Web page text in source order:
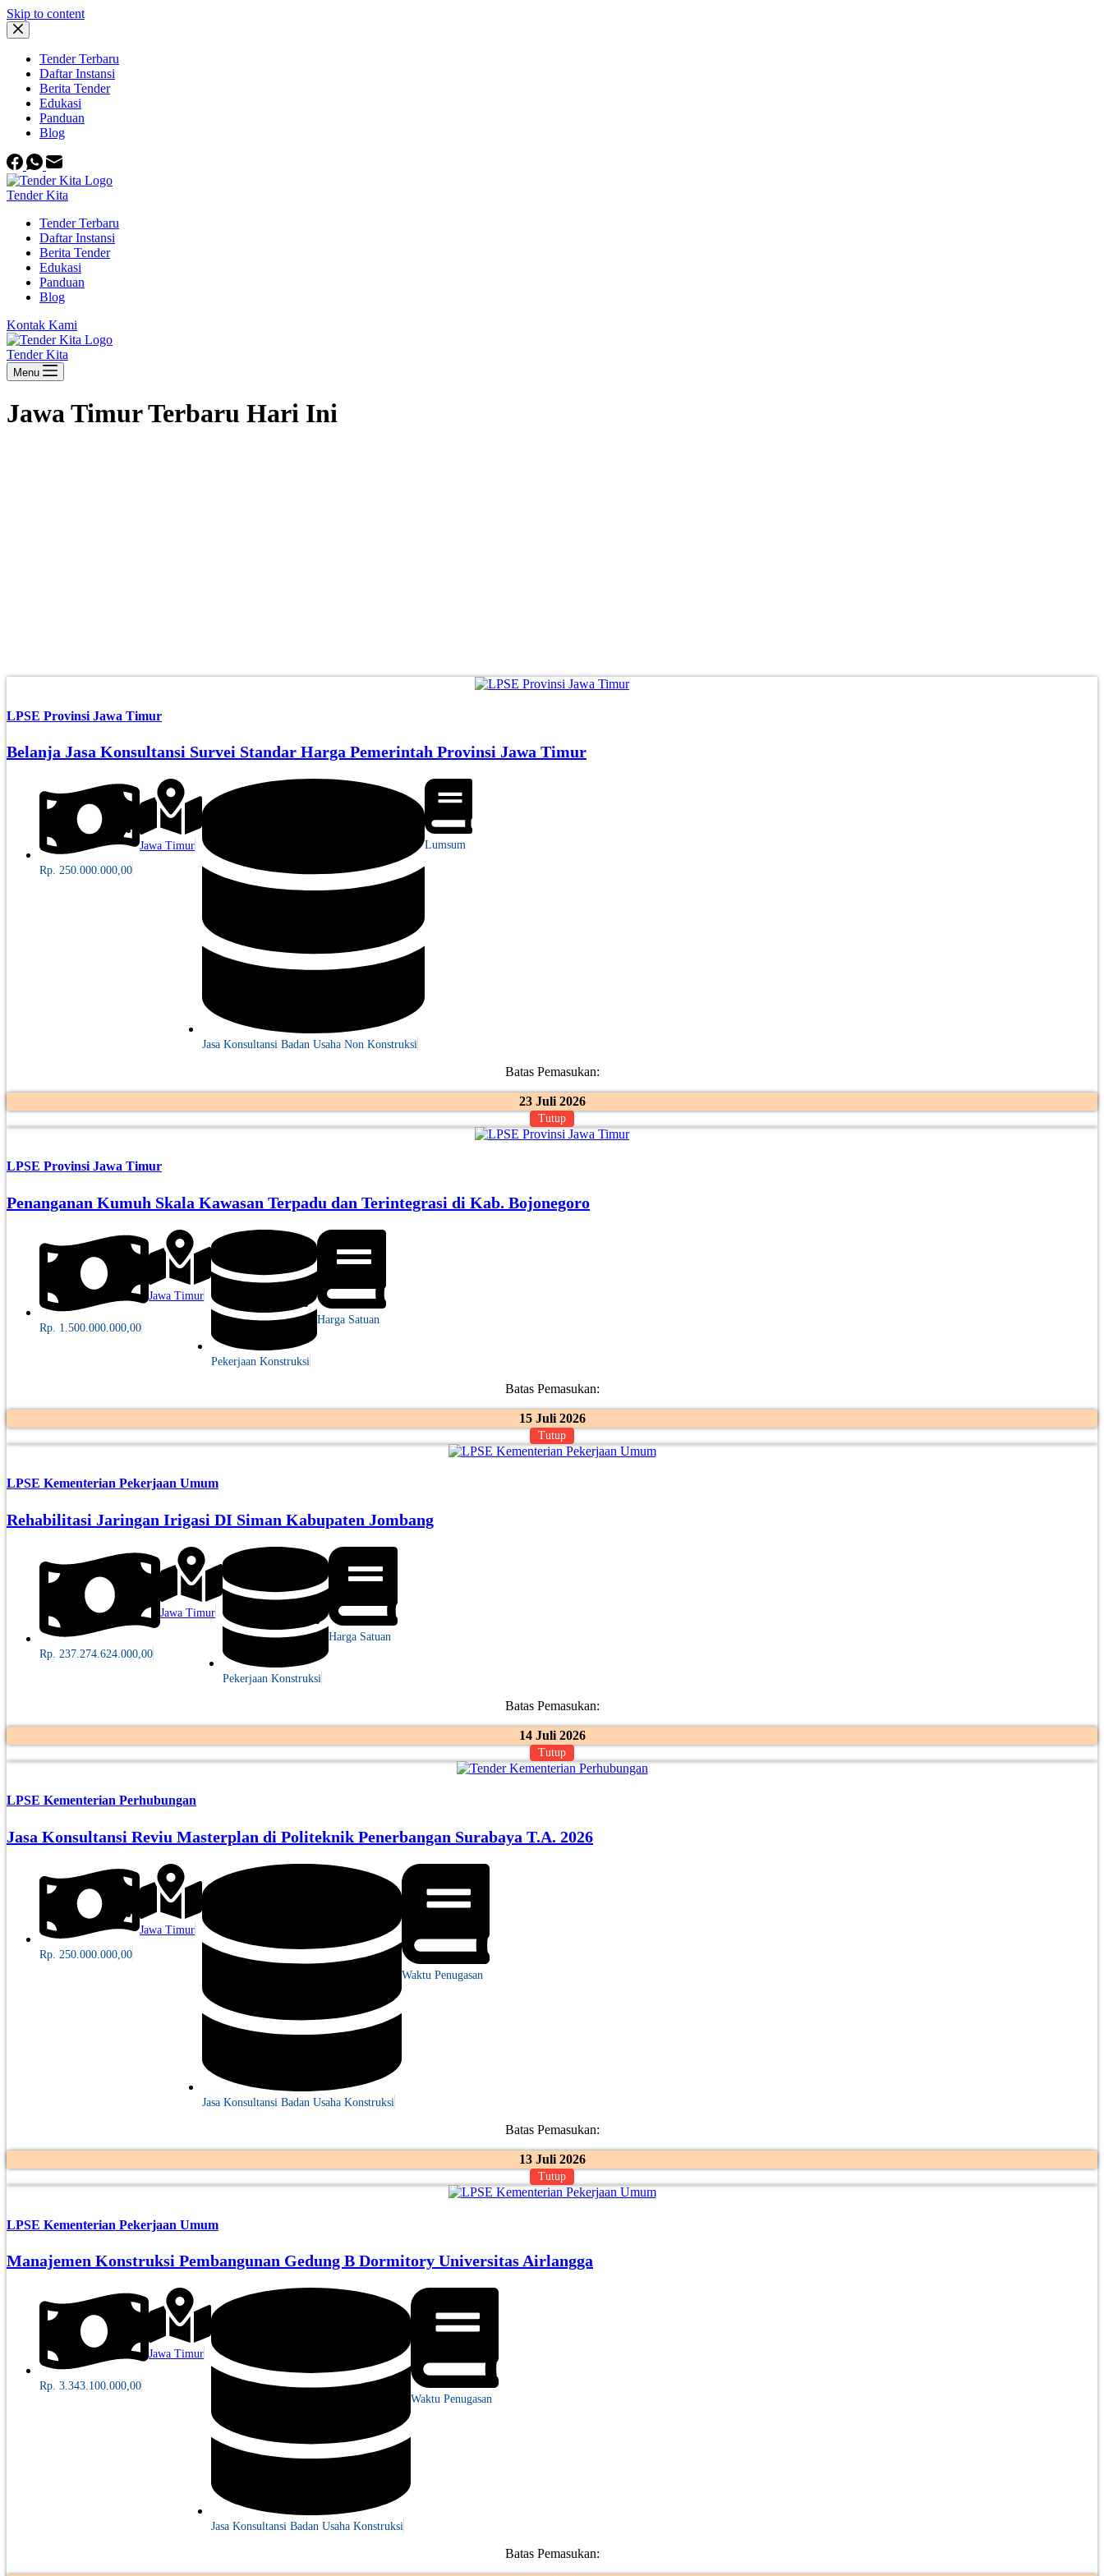
Skip to content
Tender Terbaru
Daftar Instansi
Berita Tender
Edukasi
Panduan
Blog
Tender Kita
Tender Terbaru
Daftar Instansi
Berita Tender
Edukasi
Panduan
Blog
Kontak Kami
Tender Kita
Menu
Jawa Timur Terbaru Hari Ini
LPSE Provinsi Jawa Timur
Belanja Jasa Konsultansi Survei Standar Harga Pemerintah Provinsi Jawa Timur
Rp. 250.000.000,00
Jawa Timur
Jasa Konsultansi Badan Usaha Non Konstruksi
Lumsum
Batas Pemasukan:
23 Juli 2026
Tutup
LPSE Provinsi Jawa Timur
Penanganan Kumuh Skala Kawasan Terpadu dan Terintegrasi di Kab. Bojonegoro
Rp. 1.500.000.000,00
Jawa Timur
Pekerjaan Konstruksi
Harga Satuan
Batas Pemasukan:
15 Juli 2026
Tutup
LPSE Kementerian Pekerjaan Umum
Rehabilitasi Jaringan Irigasi DI Siman Kabupaten Jombang
Rp. 237.274.624.000,00
Jawa Timur
Pekerjaan Konstruksi
Harga Satuan
Batas Pemasukan:
14 Juli 2026
Tutup
LPSE Kementerian Perhubungan
Jasa Konsultansi Reviu Masterplan di Politeknik Penerbangan Surabaya T.A. 2026
Rp. 250.000.000,00
Jawa Timur
Jasa Konsultansi Badan Usaha Konstruksi
Waktu Penugasan
Batas Pemasukan:
13 Juli 2026
Tutup
LPSE Kementerian Pekerjaan Umum
Manajemen Konstruksi Pembangunan Gedung B Dormitory Universitas Airlangga
Rp. 3.343.100.000,00
Jawa Timur
Jasa Konsultansi Badan Usaha Konstruksi
Waktu Penugasan
Batas Pemasukan: